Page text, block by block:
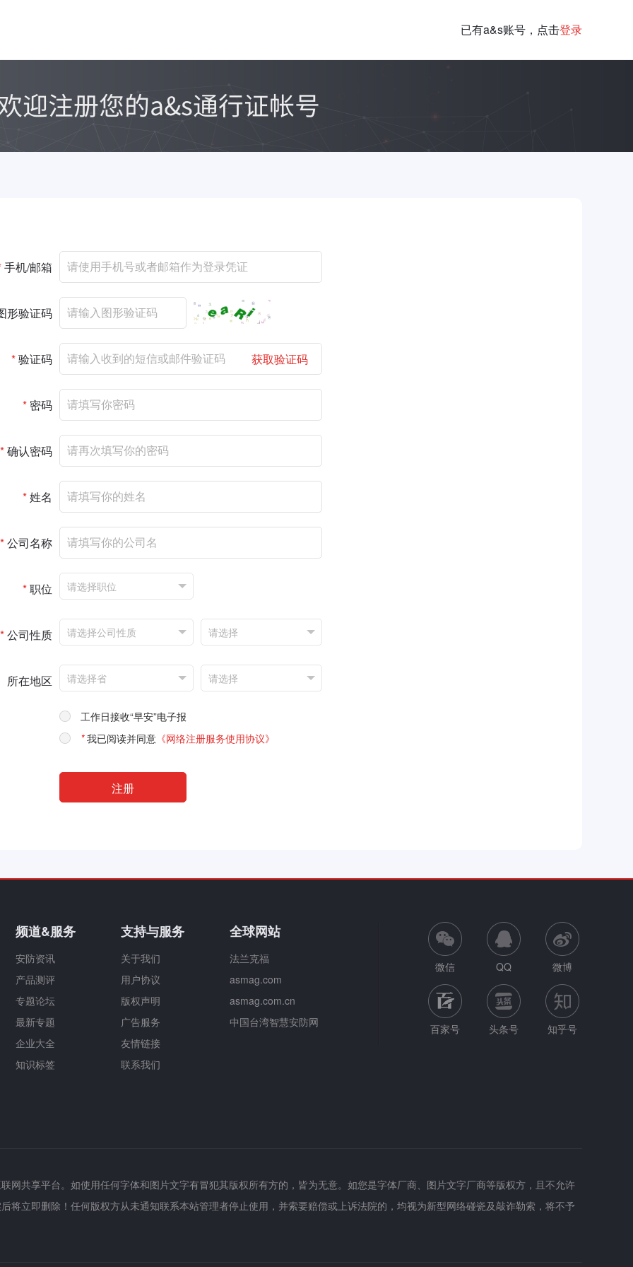
已有a&s账号，点击登录
手机/邮箱
形验证码
*验证码 获取验证码
* 密码
*确认密码
*姓名
*公司名称
*职位
*公司性质
所在地区
工作日接收“早安”电子报
*我已阅读并同意 《网络注册服务使用协议》
频道&服务
安防资讯
产品测评
专题论坛
最新专题
企业大全
知识标签
支持与服务
关于我们
用户协议
版权声明
广告服务
友情链接
联系我们
全球网站
法兰克福
asmag.com
asmag.com.cn
中国台湾智慧安防网
微信 QQ 微博
百家号 头条号 知乎号
网共享平台。如使用任何字体和图片文字有冒犯其版权所有方的，皆为无意。如您是字体厂商、图片文字厂商等版权方，且不允许
将立即删除！任何版权方从未通知联系本站管理者停止使用，并索要赔偿或上诉法院的，均视为新型网络碰瓷及敲诈勒索，将不予